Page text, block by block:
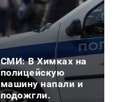
СМИ: В Химках на
полицейскую
машину напали и
подожгли.